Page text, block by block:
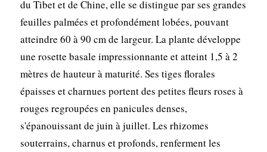
du Tibet et de Chine, elle se distingue par ses grandes
feuilles palmées et profondément lobées, pouvant
atteindre 60 à 90 cm de largeur. La plante développe
une rosette basale impressionnante et atteint 1,5 à 2
mètres de hauteur à maturité. Ses tiges florales
épaisses et charnues portent des petites fleurs roses à
rouges regroupées en panicules denses,
s'épanouissant de juin à juillet. Les rhizomes
souterrains, charnus et profonds, renferment les